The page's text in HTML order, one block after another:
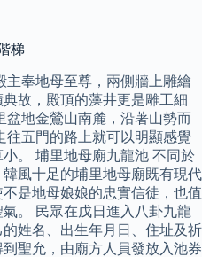
梯
主奉地母至尊，兩側牆上雕繪
故，殿頂的藻井更是雕工細
盆地金鶯山南麓，沿著山勢而
往五門的路上就可以明顯感覺
。 埔里地母廟九龍池 不同於
風十足的埔里地母廟既有現代
是地母娘娘的忠實信徒，也值
。 民眾在戊日進入八卦九龍
姓名、出生年月日、住址及祈
聖允，由廟方人員發放入池券